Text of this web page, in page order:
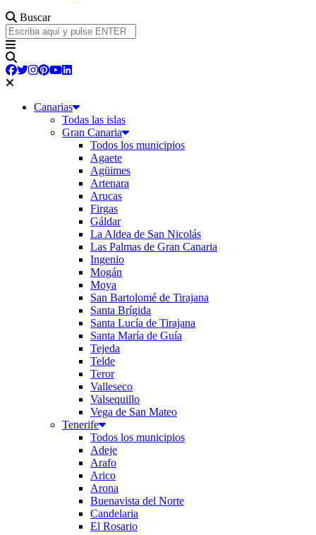
Buscar
Canarias
Todas las islas
Gran Canaria
Todos los municipios
Agaete
Agüimes
Artenara
Arucas
Firgas
Gáldar
La Aldea de San Nicolás
Las Palmas de Gran Canaria
Ingenio
Mogán
Moya
San Bartolomé de Tirajana
Santa Brígida
Santa Lucía de Tirajana
Santa María de Guía
Tejeda
Telde
Teror
Valleseco
Valsequillo
Vega de San Mateo
Tenerife
Todos los municipios
Adeje
Arafo
Arico
Arona
Buenavista del Norte
Candelaria
El Rosario